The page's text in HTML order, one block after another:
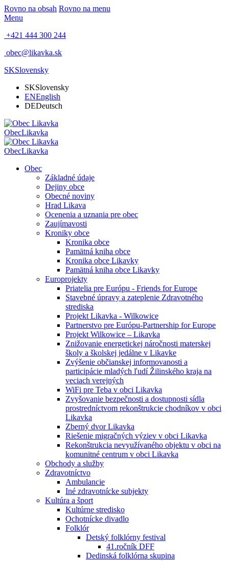
Rovno na obsah Rovno na menu
Menu
+421 444 300 244
obec@likavka.sk
SKSlovensky
SKSlovensky
ENEnglish
DEDeutsch
ObecLikavka
ObecLikavka
Obec
Základné údaje
Dejiny obce
Obecné noviny
Hrad Likava
Ocenenia a uznania pre obec
Zaujímavosti
Kroniky obce
Kronika obce
Pamätná kniha obce
Kronika obce Likavky
Pamätná kniha obce Likavky
Europrojekty
Priatelia pre Európu - Friends for Europe
Stavebné úpravy a zateplenie Zdravotného
strediska
Projekt Likavka - Wilkowice
Partnerstvo pre Európu-Partnership for Europe
Projekt Wilkowice – Likavka
Znižovanie energetickej náročnosti materskej
školy a školskej jedálne v Likavke
Zvýšenie občianskej informovanosti a
participácie mladých ľudí Žilinského kraja na
veciach verejných
WiFi pre Teba v obci Likavka
Zvyšovanie bezpečnosti a dostupnosti sídla
prostredníctvom rekonštrukcie chodníkov v obci
Likavka
Zberný dvor Likavka
Riešenie migračných výziev v obci Likavka
Rekonštrukcia nevyužívaného objektu v obci na
komunitné centrum v obci Likavka
Obchody a služby
Zdravotníctvo
Ambulancie
Iné zdravotnícke subjekty
Kultúra a šport
Kultúrne stredisko
Ochotnícke divadlo
Folklór
Detský folklórny festival
41.ročník DFF
Dedinská folklórna skupina